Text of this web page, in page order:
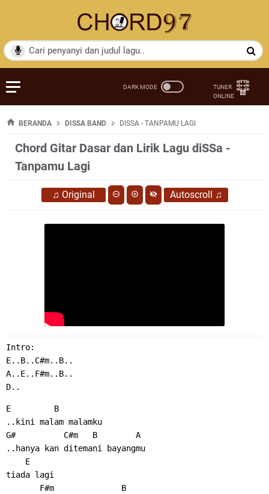
BERANDA DISSA BAND DISSA - TANPAMU LAGI
Chord Gitar Dasar dan Lirik Lagu diSSa -
Tanpamu Lagi
♫ Original Autoscroll ♫
Intro:
E..B..C#m..B..
A..E..F#m..B..
D..
E         B
..kini malam malamku
G#          C#m   B        A
..hanya kan ditemani bayangmu
    E
tiada lagi
       F#m              B